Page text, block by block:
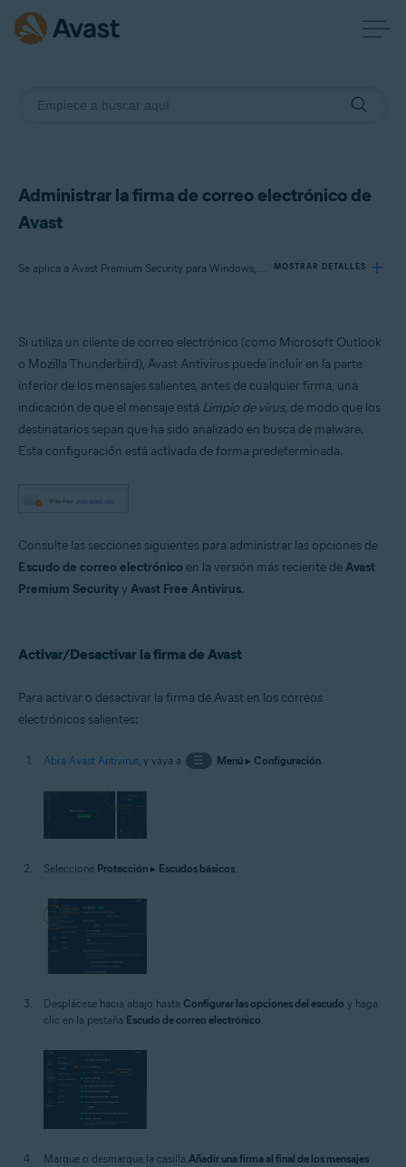
Administrar la firma de correo electrónico de
Avast
Se aplica a Avast Premium Security para Windows, Avast Free Antivirus para Windows MOSTRAR DETALLES
Productos:
Avast Premium Security 23.x para Windows
Sistemas operativos:
Microsoft Windows 10 Home/Pro/Enterprise/Education - 32 o 64 bits
Microsoft Windows 7 Home Basic/Home
Convenient Rollup Update, 32 o 64 bits
Si utiliza un cliente de correo electrónico (como Microsoft Outlook
o Mozilla Thunderbird), Avast Antivirus puede incluir en la parte
inferior de los mensajes salientes, antes de cualquier firma, una
indicación de que el mensaje está Limpio de virus, de modo que los
destinatarios sepan que ha sido analizado en busca de malware.
Esta configuración está activada de forma predeterminada.
Consulte las secciones siguientes para administrar las opciones de
Escudo de correo electrónico en la versión más reciente deAvast
Premium Securityy Avast Free Antivirus.
Activar/Desactivar la firma de Avast
Para activar o desactivar la firma de Avast en los correos
electrónicos salientes:
Abra Avast Antivirus, y vaya a ☰ Menú▸ Configuración.
Seleccione Protección ▸ Escudos básicos.
Desplácese hacia abajo hasta Configurar las opciones del escudo y haga
clic en la pestaña Escudo de correo electrónico.
Marque o desmarque la casilla Añadir una firma al final de los mensajes